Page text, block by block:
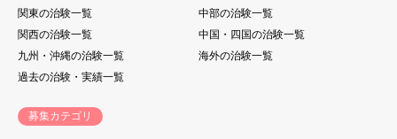
関東の治験一覧
中部の治験一覧
関西の治験一覧
中国・四国の治験一覧
九州・沖縄の治験一覧
海外の治験一覧
過去の治験・実績一覧
募集カテゴリ